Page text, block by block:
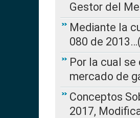
Gestor del
Mediante la
080 de
Por la cual
mercado de
Conceptos
2017,